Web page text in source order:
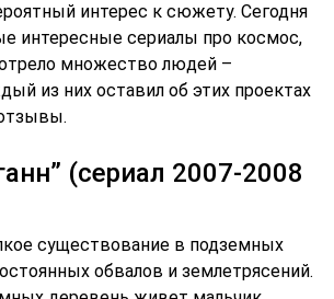
интерес к сюжету. Сегодня
интересные сериалы про космос,
множество людей –
из них оставил об этих проектах
(сериал 2007-2008
существование в подземных
обвалов и землетрясений.